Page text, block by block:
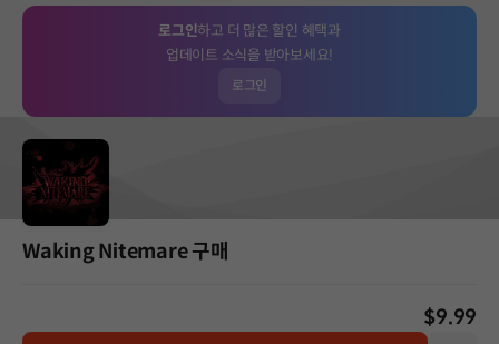
로그인하고 더 많은 할인 혜택과
업데이트 소식을 받아보세요!
로그인
Waking Nitemare 구매
$9.99